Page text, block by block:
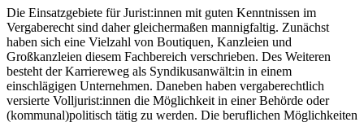
Die Einsatzgebiete für Jurist:innen mit guten Kenntnissen im
Vergaberecht sind daher gleichermaßen mannigfaltig. Zunächst
haben sich eine Vielzahl von Boutiquen, Kanzleien und
Großkanzleien diesem Fachbereich verschrieben. Des Weiteren
besteht der Karriereweg als Syndikusanwält:in in einem
einschlägigen Unternehmen. Daneben haben vergaberechtlich
versierte Volljurist:innen die Möglichkeit in einer Behörde oder
(kommunal)politisch tätig zu werden. Die beruflichen Möglichkeiten